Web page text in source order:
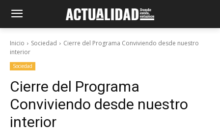
Inicio Sociedad
Cierre del Programa Conviviendo desde nuestro
interior
Sociedad
Cierre del Programa
Conviviendo desde nuestro
interior